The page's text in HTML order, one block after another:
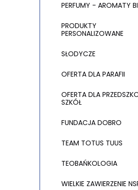
PERFUMY - AROMATY
PRODUKTY
PERSONALIZOWANE
SŁODYCZE
OFERTA DLA PARAFII
OFERTA DLA
SZKÓŁ
FUNDACJA DOBRO
TEAM TOTUS TUUS
TEOBAŃKOLOGIA
WIELKIE ZAWIERZENIE